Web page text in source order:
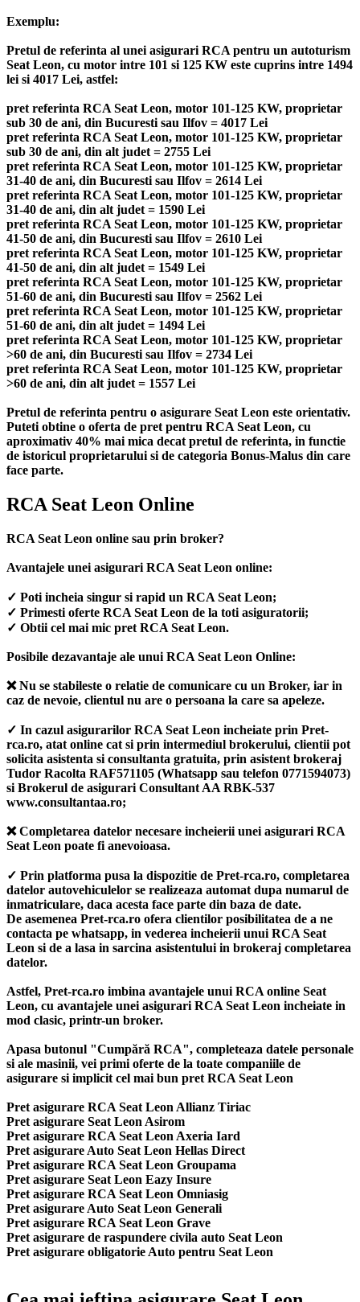
Exemplu:
Pretul de referinta al unei asigurari RCA pentru un autoturism
Seat Leon, cu motor intre 101 si 125 KW este cuprins intre 1494
lei si 4017 Lei, astfel:
pret referinta RCA Seat Leon, motor 101-125 KW, proprietar
sub 30 de ani, din Bucuresti sau Ilfov = 4017 Lei
pret referinta RCA Seat Leon, motor 101-125 KW, proprietar
sub 30 de ani, din alt judet = 2755 Lei
pret referinta RCA Seat Leon, motor 101-125 KW, proprietar
31-40 de ani, din Bucuresti sau Ilfov = 2614 Lei
pret referinta RCA Seat Leon, motor 101-125 KW, proprietar
31-40 de ani, din alt judet = 1590 Lei
pret referinta RCA Seat Leon, motor 101-125 KW, proprietar
41-50 de ani, din Bucuresti sau Ilfov = 2610 Lei
pret referinta RCA Seat Leon, motor 101-125 KW, proprietar
41-50 de ani, din alt judet = 1549 Lei
pret referinta RCA Seat Leon, motor 101-125 KW, proprietar
51-60 de ani, din Bucuresti sau Ilfov = 2562 Lei
pret referinta RCA Seat Leon, motor 101-125 KW, proprietar
51-60 de ani, din alt judet = 1494 Lei
pret referinta RCA Seat Leon, motor 101-125 KW, proprietar
>60 de ani, din Bucuresti sau Ilfov = 2734 Lei
pret referinta RCA Seat Leon, motor 101-125 KW, proprietar
>60 de ani, din alt judet = 1557 Lei
Pretul de referinta pentru o asigurare Seat Leon este orientativ.
Puteti obtine o oferta de pret pentru RCA Seat Leon, cu
aproximativ 40% mai mica decat pretul de referinta, in functie
de istoricul proprietarului si de categoria Bonus-Malus din care
face parte.
RCA Seat Leon Online
RCA Seat Leon online sau prin broker?
Avantajele unei asigurari RCA Seat Leon online:
✓ Poti incheia singur si rapid un RCA Seat Leon;
✓ Primesti oferte RCA Seat Leon de la toti asiguratorii;
✓ Obtii cel mai mic pret RCA Seat Leon.
Posibile dezavantaje ale unui RCA Seat Leon Online:
❌ Nu se stabileste o relatie de comunicare cu un Broker, iar in
caz de nevoie, clientul nu are o persoana la care sa apeleze.
✓ In cazul asigurarilor RCA Seat Leon incheiate prin Pret-
rca.ro, atat online cat si prin intermediul brokerului, clientii pot
solicita asistenta si consultanta gratuita, prin asistent brokeraj
Tudor Racolta RAF571105 (Whatsapp sau telefon 0771594073)
si Brokerul de asigurari Consultant AA RBK-537
www.consultantaa.ro;
❌ Completarea datelor necesare incheierii unei asigurari RCA
Seat Leon poate fi anevoioasa.
✓ Prin platforma pusa la dispozitie de Pret-rca.ro, completarea
datelor autovehiculelor se realizeaza automat dupa numarul de
inmatriculare, daca acesta face parte din baza de date.
De asemenea Pret-rca.ro ofera clientilor posibilitatea de a ne
contacta pe whatsapp, in vederea incheierii unui RCA Seat
Leon si de a lasa in sarcina asistentului in brokeraj completarea
datelor.
Astfel, Pret-rca.ro imbina avantajele unui RCA online Seat
Leon, cu avantajele unei asigurari RCA Seat Leon incheiate in
mod clasic, printr-un broker.
Apasa butonul "Cumpără RCA", completeaza datele personale
si ale masinii, vei primi oferte de la toate companiile de
asigurare si implicit cel mai bun pret RCA Seat Leon
Pret asigurare RCA Seat Leon Allianz Tiriac
Pret asigurare Seat Leon Asirom
Pret asigurare RCA Seat Leon Axeria Iard
Pret asigurare Auto Seat Leon Hellas Direct
Pret asigurare RCA Seat Leon Groupama
Pret asigurare Seat Leon Eazy Insure
Pret asigurare RCA Seat Leon Omniasig
Pret asigurare Auto Seat Leon Generali
Pret asigurare RCA Seat Leon Grave
Pret asigurare de raspundere civila auto Seat Leon
Pret asigurare obligatorie Auto pentru Seat Leon